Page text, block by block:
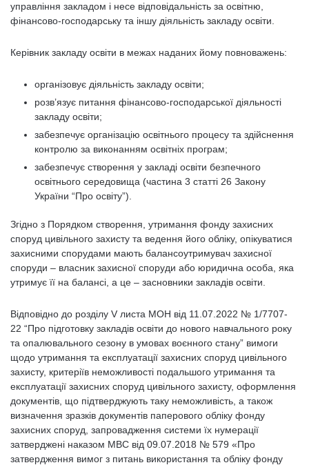
управління закладом і несе відповідальність за освітню,
фінансово-господарську та іншу діяльність закладу освіти.
Керівник закладу освіти в межах наданих йому повноважень:
організовує діяльність закладу освіти;
розв’язує питання фінансово-господарської діяльності
закладу освіти;
забезпечує організацію освітнього процесу та здійснення
контролю за виконанням освітніх програм;
забезпечує створення у закладі освіти безпечного
освітнього середовища (частина 3 статті 26 Закону
України “Про освіту”).
Згідно з Порядком створення, утримання фонду захисних
споруд цивільного захисту та ведення його обліку, опікуватися
захисними спорудами мають балансоутримувач захисної
споруди – власник захисної споруди або юридична особа, яка
утримує її на балансі, а це – засновники закладів освіти.
Відповідно до розділу V листа МОН від 11.07.2022 № 1/7707-
22 “Про підготовку закладів освіти до нового навчального року
та опалювального сезону в умовах воєнного стану” вимоги
щодо утримання та експлуатації захисних споруд цивільного
захисту, критеріїв неможливості подальшого утримання та
експлуатації захисних споруд цивільного захисту, оформлення
документів, що підтверджують таку неможливість, а також
визначення зразків документів паперового обліку фонду
захисних споруд, запровадження системи їх нумерації
затверджені наказом МВС від 09.07.2018 № 579 «Про
затвердження вимог з питань використання та обліку фонду